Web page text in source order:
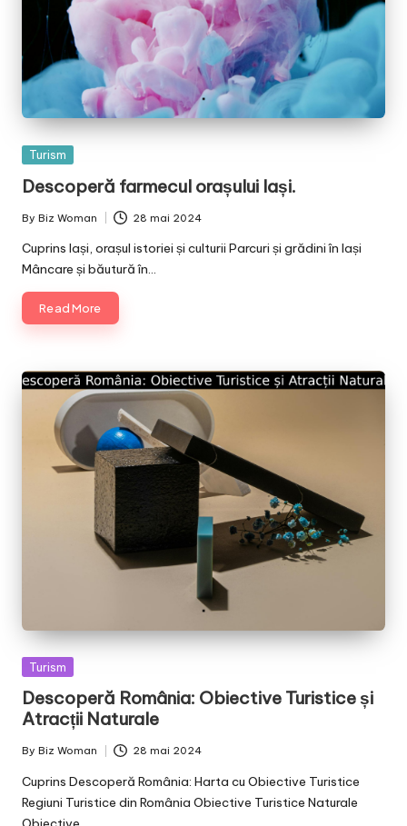
Posted
Turism
Descoperă farmecul orașului Iași.
Posted
by
By Biz Woman 28 mai 2024
Cuprins Iași, orașul istoriei și culturii Parcuri și grădini în Iași
Mâncare și băutură în…
Read More
Posted
Turism
Descoperă România: Obiective Turistice și
Atracții Naturale
Posted
by
By Biz Woman 28 mai 2024
Cuprins Descoperă România: Harta cu Obiective Turistice
Regiuni Turistice din România Obiective Turistice Naturale